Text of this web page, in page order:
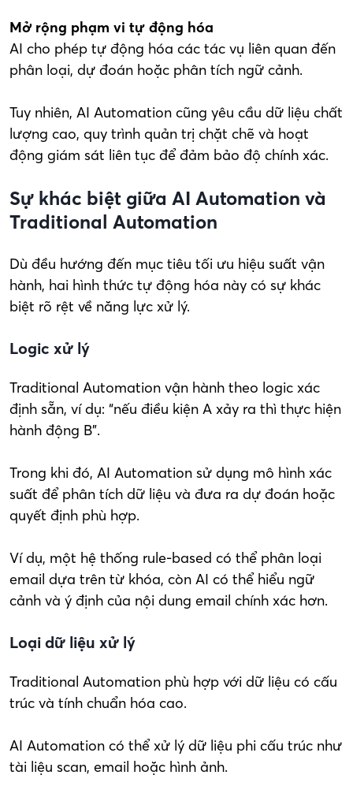
Mở rộng phạm vi tự động hóa
AI cho phép tự động hóa các tác vụ liên quan đến
phân loại, dự đoán hoặc phân tích ngữ cảnh.
Tuy nhiên, AI Automation cũng yêu cầu dữ liệu chất
lượng cao, quy trình quản trị chặt chẽ và hoạt
động giám sát liên tục để đảm bảo độ chính xác.
Sự khác biệt giữa AI Automation và
Traditional Automation
Dù đều hướng đến mục tiêu tối ưu hiệu suất vận
hành, hai hình thức tự động hóa này có sự khác
biệt rõ rệt về năng lực xử lý.
Logic xử lý
Traditional Automation vận hành theo logic xác
định sẵn, ví dụ: “nếu điều kiện A xảy ra thì thực hiện
hành động B”.
Trong khi đó, AI Automation sử dụng mô hình xác
suất để phân tích dữ liệu và đưa ra dự đoán hoặc
quyết định phù hợp.
Ví dụ, một hệ thống rule-based có thể phân loại
email dựa trên từ khóa, còn AI có thể hiểu ngữ
cảnh và ý định của nội dung email chính xác hơn.
Loại dữ liệu xử lý
Traditional Automation phù hợp với dữ liệu có cấu
trúc và tính chuẩn hóa cao.
AI Automation có thể xử lý dữ liệu phi cấu trúc như
tài liệu scan, email hoặc hình ảnh.